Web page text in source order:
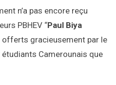
n’a pas encore reçu
PBHEV “Paul Biya
offerts gracieusement par le
Camerounais que